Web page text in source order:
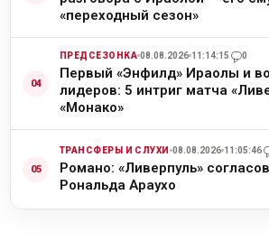
«переходный сезон»
ПРЕДСЕЗОНКА 08.08.2026 11:14:15 0
Первый «Энфилд» Ираолы и
лидеров: 5 интриг матча
«Монако»
ТРАНСФЕРЫ И СЛУХИ 08.08.2026 11:05:46
Романо: «Ливерпуль»
Рональда Араухо